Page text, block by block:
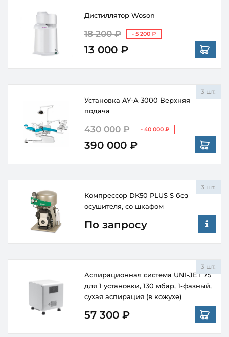
Дистиллятор Woson
18 200 ₽ - 5 200 ₽
13 000 ₽
Установка AY-A 3000 Верхняя
подача
430 000 ₽ - 40 000 ₽
390 000 ₽
3 шт.
Компрессор DK50 PLUS S без
осушителя, со шкафом
По запросу
3 шт.
Аспирационная система UNI-JET 75
для 1 установки, 130 мбар, 1-фазный,
сухая аспирация (в кожухе)
57 300 ₽
3 шт.